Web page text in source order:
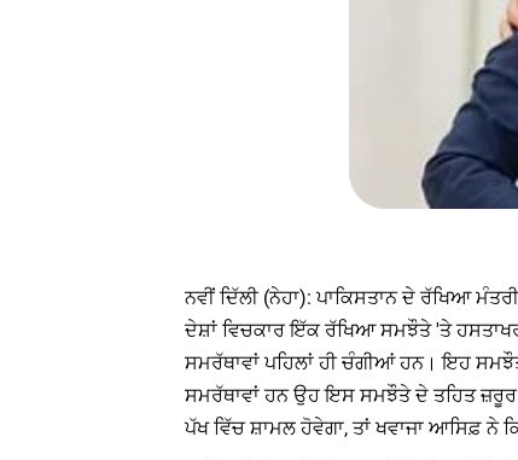
ਨਵੀਂ ਦਿੱਲੀ (ਨੇਹਾ): ਪਾਕਿਸਤਾਨ ਦੇ ਰੱਖਿਆ
ਦੇਸ਼ਾਂ ਵਿਚਕਾਰ ਇੱਕ ਰੱਖਿਆ ਸਮਝੌਤੇ 'ਤੇ
ਸਮਰੱਥਾਵਾਂ ਪਹਿਲਾਂ ਹੀ ਚੰਗੀਆਂ ਹਨ। ਇਹ
ਸਮਰੱਥਾਵਾਂ ਹਨ ਉਹ ਇਸ ਸਮਝੌਤੇ ਦੇ ਤਹਿਤ
ਪੱਖ ਵਿੱਚ ਸ਼ਾਮਲ ਹੋਵੇਗਾ, ਤਾਂ ਖਵਾਜਾ ਆਸਿਫ਼ ਨੇ